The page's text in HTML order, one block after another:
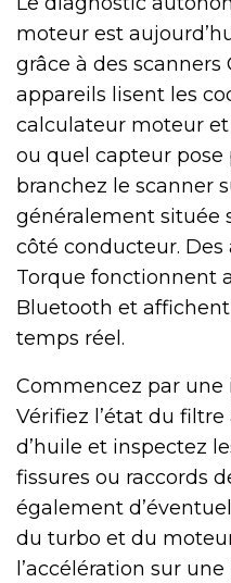
moteur est
grâce à des scanners
appareils lisent les
calculateur moteur
ou quel capteur pose
branchez le scanner
généralement située
côté conducteur.
Torque fonctionnent
Bluetooth et
temps réel.
Commencez par une
Vérifiez l’état du
d’huile et inspectez
fissures ou raccords
également
du turbo et du
l’accélération sur